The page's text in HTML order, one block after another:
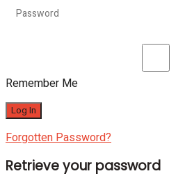
Remember Me
Forgotten Password?
Retrieve your password